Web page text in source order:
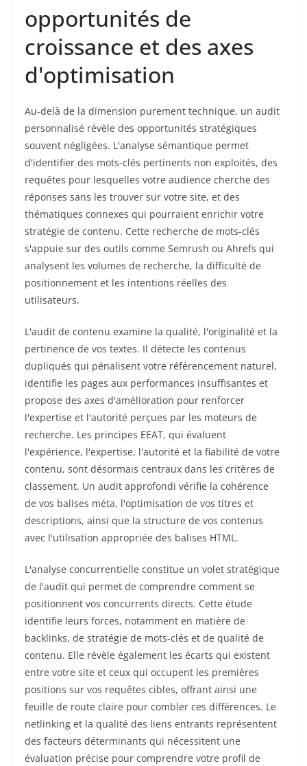
opportunités de
croissance et des axes
d'optimisation
Au-delà de la dimension purement technique, un audit
personnalisé révèle des opportunités stratégiques
souvent négligées. L'analyse sémantique permet
d'identifier des mots-clés pertinents non exploités, des
requêtes pour lesquelles votre audience cherche des
réponses sans les trouver sur votre site, et des
thématiques connexes qui pourraient enrichir votre
stratégie de contenu. Cette recherche de mots-clés
s'appuie sur des outils comme Semrush ou Ahrefs qui
analysent les volumes de recherche, la difficulté de
positionnement et les intentions réelles des
utilisateurs.
L'audit de contenu examine la qualité, l'originalité et la
pertinence de vos textes. Il détecte les contenus
dupliqués qui pénalisent votre référencement naturel,
identifie les pages aux performances insuffisantes et
propose des axes d'amélioration pour renforcer
l'expertise et l'autorité perçues par les moteurs de
recherche. Les principes EEAT, qui évaluent
l'expérience, l'expertise, l'autorité et la fiabilité de votre
contenu, sont désormais centraux dans les critères de
classement. Un audit approfondi vérifie la cohérence
de vos balises méta, l'optimisation de vos titres et
descriptions, ainsi que la structure de vos contenus
avec l'utilisation appropriée des balises HTML.
L'analyse concurrentielle constitue un volet stratégique
de l'audit qui permet de comprendre comment se
positionnent vos concurrents directs. Cette étude
identifie leurs forces, notamment en matière de
backlinks, de stratégie de mots-clés et de qualité de
contenu. Elle révèle également les écarts qui existent
entre votre site et ceux qui occupent les premières
positions sur vos requêtes cibles, offrant ainsi une
feuille de route claire pour combler ces différences. Le
netlinking et la qualité des liens entrants représentent
des facteurs déterminants qui nécessitent une
évaluation précise pour comprendre votre profil de